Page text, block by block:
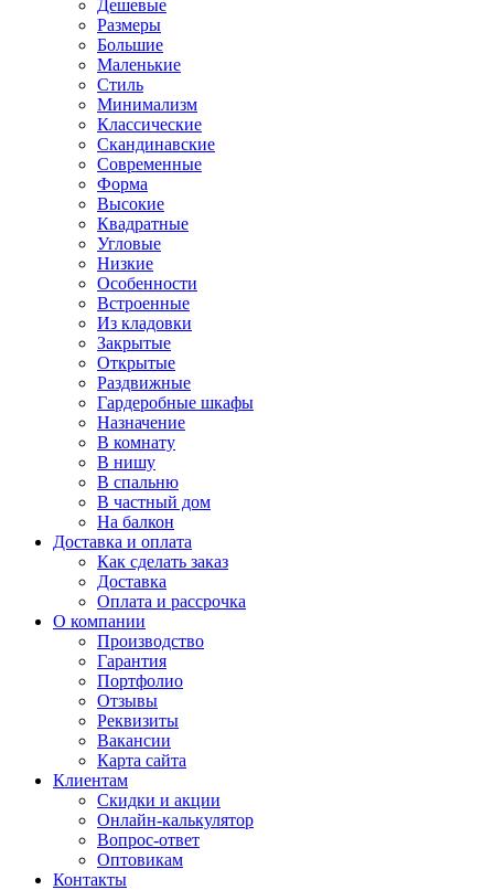
Дешевые
Размеры
Большие
Маленькие
Стиль
Минимализм
Классические
Скандинавские
Современные
Форма
Высокие
Квадратные
Угловые
Низкие
Особенности
Встроенные
Из кладовки
Закрытые
Открытые
Раздвижные
Гардеробные шкафы
Назначение
В комнату
В нишу
В спальню
В частный дом
На балкон
Доставка и оплата
Как сделать заказ
Доставка
Оплата и рассрочка
О компании
Производство
Гарантия
Портфолио
Отзывы
Реквизиты
Вакансии
Карта сайта
Клиентам
Скидки и акции
Онлайн-калькулятор
Вопрос-ответ
Оптовикам
Контакты